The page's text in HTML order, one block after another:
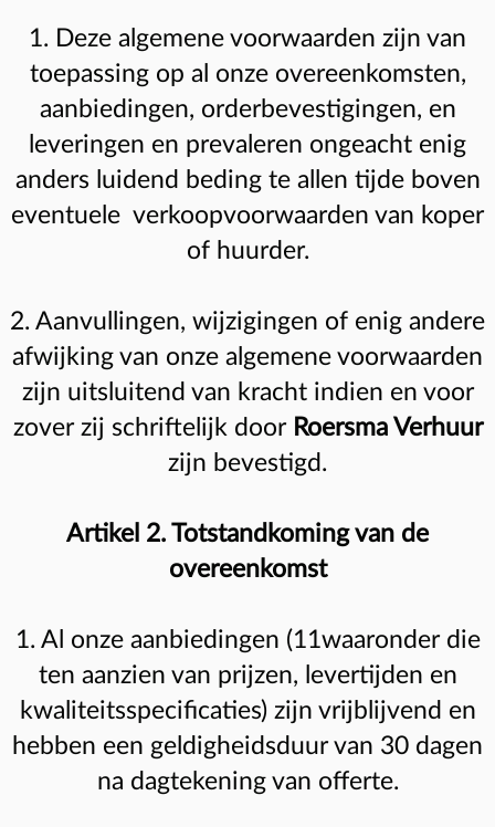
1. Deze algemene voorwaarden zijn van
toepassing op al onze overeenkomsten,
aanbiedingen, orderbevestigingen, en
leveringen en prevaleren ongeacht enig
anders luidend beding te allen tijde boven
eventuele verkoopvoorwaarden van koper
of huurder.
2. Aanvullingen, wijzigingen of enig andere
afwijking van onze algemene voorwaarden
zijn uitsluitend van kracht indien en voor
zover zij schriftelijk door Roersma Verhuur
zijn bevestigd.
Artikel 2. Totstandkoming van de
overeenkomst
1. Al onze aanbiedingen (11waaronder die
ten aanzien van prijzen, levertijden en
kwaliteitsspecificaties) zijn vrijblijvend en
hebben een geldigheidsduur van 30 dagen
na dagtekening van offerte.